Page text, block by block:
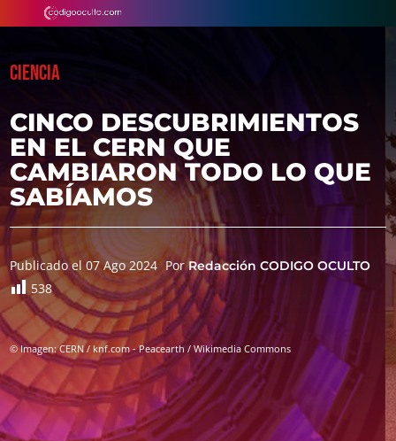
CIENCIA
CINCO DESCUBRIMIENTOS
EN EL CERN QUE
CAMBIARON TODO LO QUE
SABÍAMOS
Publicado el 07 Ago 2024 PorRedacción CODIGO OCULTO
538
© Imagen: CERN / knf.com - Peacearth / Wikimedia Commons